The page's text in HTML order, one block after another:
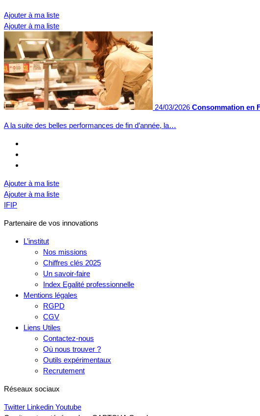
Ajouter à ma liste
Ajouter à ma liste
24/03/2026 Consommation en
A la suite des belles performances de fin d’année, la…
Ajouter à ma liste
Ajouter à ma liste
IFIP
Partenaire de vos innovations
L’institut
Nos missions
Chiffres clés 2025
Un savoir-faire
Index Egalité professionnelle
Mentions légales
RGPD
CGV
Liens Utiles
Contactez-nous
Où nous trouver ?
Outils expérimentaux
Recrutement
Réseaux sociaux
Twitter Linkedin Youtube